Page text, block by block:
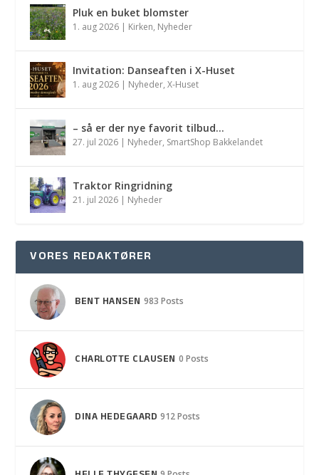
Pluk en buket blomster
1. aug 2026 | Kirken, Nyheder
Invitation: Danseaften i X-Huset
1. aug 2026 | Nyheder,X-Huset
– så er der nye favorit tilbud…
27. jul 2026 | Nyheder, SmartShop Bakkelandet
Traktor Ringridning
21. jul 2026 | Nyheder
VORES REDAKTØRER
BENT HANSEN 983 Posts
CHARLOTTE CLAUSEN 0 Posts
DINA HEDEGAARD 912 Posts